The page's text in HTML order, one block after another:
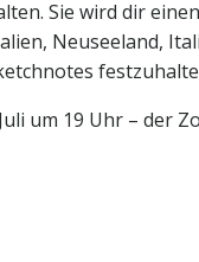
Sie wird dir einen
Neuseeland,
um 19 Uhr – der